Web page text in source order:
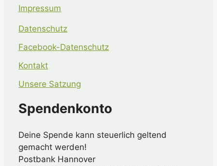
Impressum
Datenschutz
Facebook-Datenschutz
Kontakt
Unsere Satzung
Spendenkonto
Deine Spende kann steuerlich geltend
gemacht werden!
Postbank Hannover